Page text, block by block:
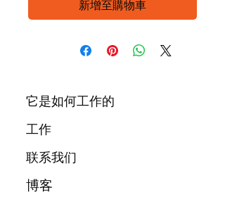
新增至購物車
它是如何工作的
工作
联系我们
博客